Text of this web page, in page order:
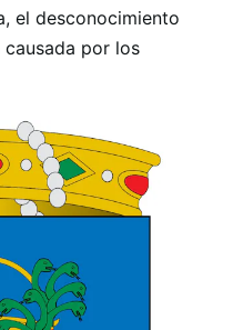
el desconocimiento
por los